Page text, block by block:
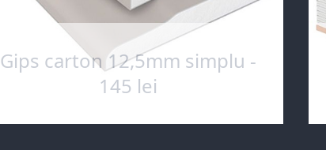
Gips carton 12,5mm simplu -
145 lei